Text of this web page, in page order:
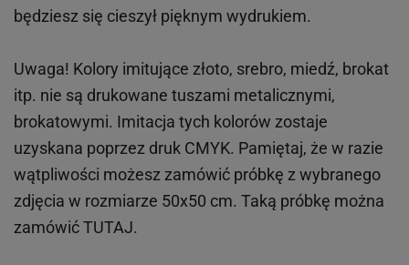
będziesz się cieszył pięknym wydrukiem.
Uwaga! Kolory imitujące złoto, srebro, miedź, brokat
itp. nie są drukowane tuszami metalicznymi,
brokatowymi. Imitacja tych kolorów zostaje
uzyskana poprzez druk CMYK. Pamiętaj, że w razie
wątpliwości możesz zamówić próbkę z wybranego
zdjęcia w rozmiarze 50x50 cm. Taką próbkę można
zamówićTUTAJ.